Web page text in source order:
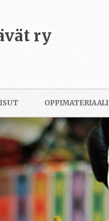
ry
OPPIMATERIAALI